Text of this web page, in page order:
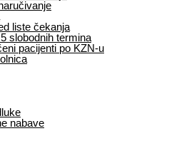
liste čekanja
slobodnih termina
pacijenti po KZN-u
nabave